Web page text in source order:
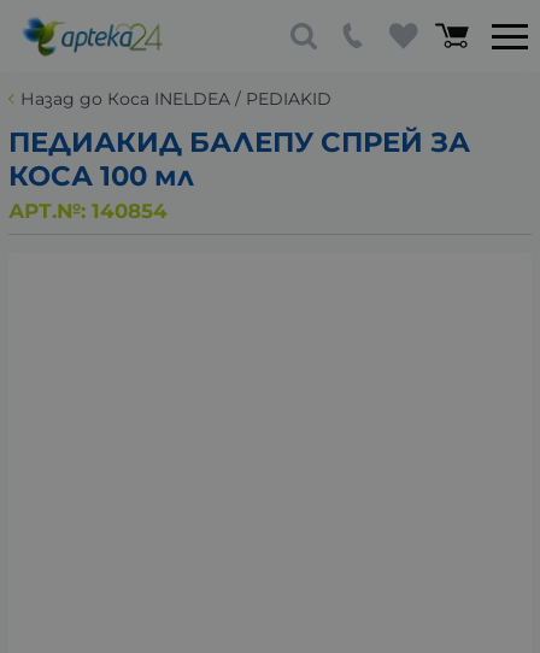
Назад до Коса INELDEA / PEDIAKID
ПЕДИАКИД БАЛЕПУ СПРЕЙ ЗА
КОСА 100 мл
АРТ.№: 140854